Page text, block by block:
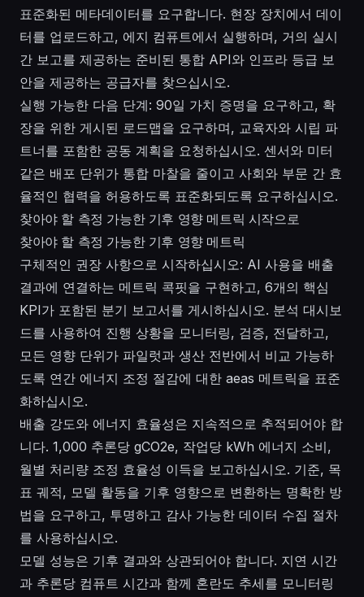
표준화된 메타데이터를 요구합니다. 현장 장치에서 데이
터를 업로드하고, 에지 컴퓨트에서 실행하며, 거의 실시
간 보고를 제공하는 준비된 통합 API와 인프라 등급 보
안을 제공하는 공급자를 찾으십시오.
실행 가능한 다음 단계: 90일 가치 증명을 요구하고, 확
장을 위한 게시된 로드맵을 요구하며, 교육자와 시립 파
트너를 포함한 공동 계획을 요청하십시오. 센서와 미터
같은 배포 단위가 통합 마찰을 줄이고 사회와 부문 간 효
율적인 협력을 허용하도록 표준화되도록 요구하십시오.
찾아야 할 측정 가능한 기후 영향 메트릭 시작으로
찾아야 할 측정 가능한 기후 영향 메트릭
구체적인 권장 사항으로 시작하십시오: AI 사용을 배출
결과에 연결하는 메트릭 콕핏을 구현하고, 6개의 핵심
KPI가 포함된 분기 보고서를 게시하십시오. 분석 대시보
드를 사용하여 진행 상황을 모니터링, 검증, 전달하고,
모든 영향 단위가 파일럿과 생산 전반에서 비교 가능하
도록 연간 에너지 조정 절감에 대한 aeas 메트릭을 표준
화하십시오.
배출 강도와 에너지 효율성은 지속적으로 추적되어야 합
니다. 1,000 추론당 gCO2e, 작업당 kWh 에너지 소비,
월별 처리량 조정 효율성 이득을 보고하십시오. 기준, 목
표 궤적, 모델 활동을 기후 영향으로 변환하는 명확한 방
법을 요구하고, 투명하고 감사 가능한 데이터 수집 절차
를 사용하십시오.
모델 성능은 기후 결과와 상관되어야 합니다. 지연 시간
과 추론당 컴퓨트 시간과 함께 혼란도 추세를 모니터링